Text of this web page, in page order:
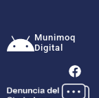
Munimoq
Digital